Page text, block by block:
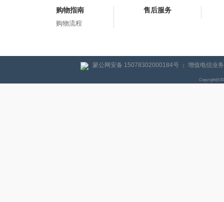
购物指南
购物流程
售后服务
蒙公网安备 15078302000184号 | 增值电信业